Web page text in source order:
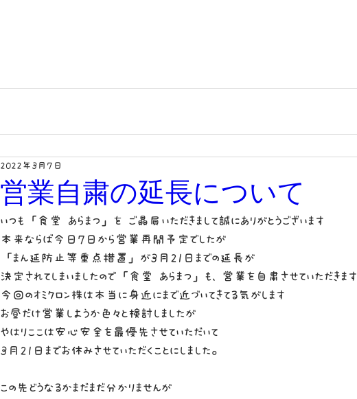
営業自粛の延長について
2022年3月7日
いつも「食堂 あらまつ」を ご贔屓いただきまして誠にありがとうございます
本来ならば今日7日から営業再開予定でしたが
「まん延防止等重点措置」が3月21日までの延長が
決定されてしまいましたので「食堂 あらまつ」も、営業を自粛させていただきます
今回のオミクロン株は本当に身近にまで近づいてきてる気がします
お昼だけ営業しようか色々と検討しましたが
やはりここは安心安全を最優先させていただいて
3月21日までお休みさせていただくことにしました。
この先どうなるかまだまだ分かりませんが